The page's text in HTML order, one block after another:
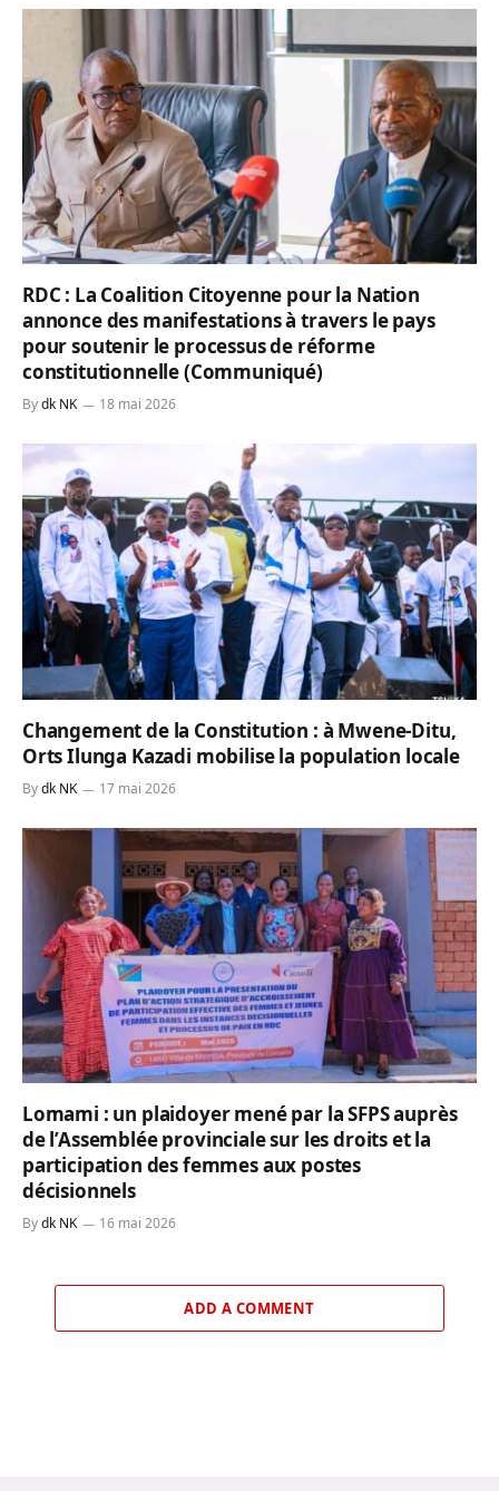
RDC : La Coalition Citoyenne pour la Nation
annonce des manifestations à travers le pays
pour soutenir le processus de réforme
constitutionnelle (Communiqué)
Bydk NK 18 mai 2026
Changement de la Constitution : à Mwene-Ditu,
Orts Ilunga Kazadi mobilise la population locale
Bydk NK 17 mai 2026
Lomami : un plaidoyer mené par la SFPS auprès
de l’Assemblée provinciale sur les droits et la
participation des femmes aux postes
décisionnels
Bydk NK 16 mai 2026
ADD A COMMENT